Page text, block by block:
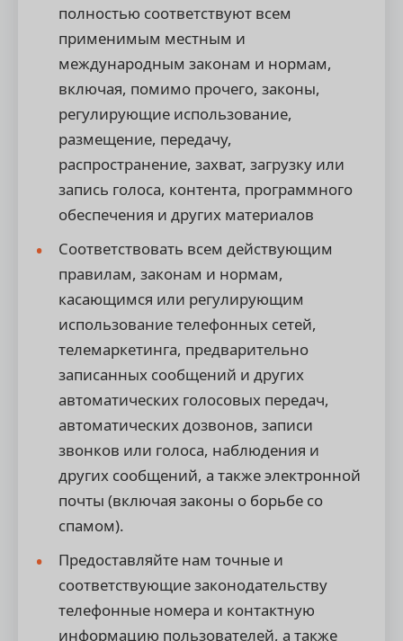
полностью соответствуют всем
применимым местным и
международным законам и нормам,
включая, помимо прочего, законы,
регулирующие использование,
размещение, передачу,
распространение, захват, загрузку или
запись голоса, контента, программного
обеспечения и других материалов
Соответствовать всем действующим
правилам, законам и нормам,
касающимся или регулирующим
использование телефонных сетей,
телемаркетинга, предварительно
записанных сообщений и других
автоматических голосовых передач,
автоматических дозвонов, записи
звонков или голоса, наблюдения и
других сообщений, а также электронной
почты (включая законы о борьбе со
спамом).
Предоставляйте нам точные и
соответствующие законодательству
телефонные номера и контактную
информацию пользователей, а также